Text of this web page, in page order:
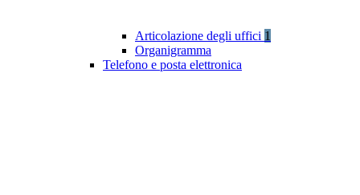
Articolazione degli uffici 1
Organigramma
Telefono e posta elettronica